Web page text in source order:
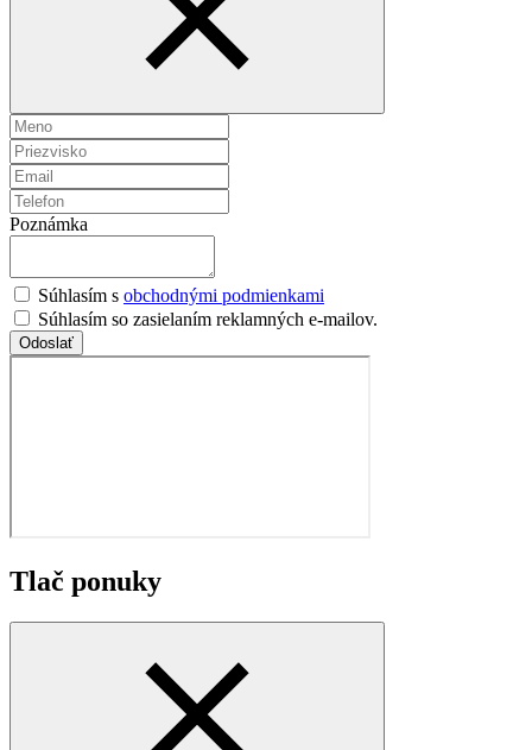
Poznámka
Súhlasím s obchodnými podmienkami
Súhlasím so zasielaním reklamných e-mailov.
Odoslať
Tlač ponuky